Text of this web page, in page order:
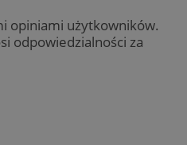
opiniami użytkowników.
odpowiedzialności za